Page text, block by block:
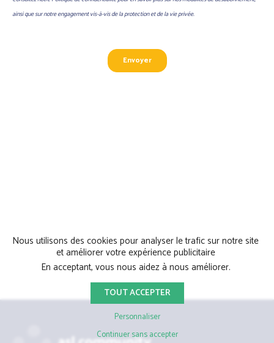
Nous utilisons des cookies pour analyser le trafic sur notre site
et améliorer votre expérience publicitaire
En acceptant, vous nous aidez à nous améliorer.
TOUT ACCEPTER
Personnaliser
Continuer sans accepter